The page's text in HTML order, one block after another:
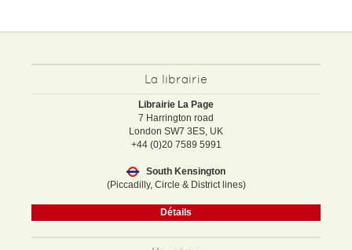
La librairie
Librairie La Page
7 Harrington road
London SW7 3ES, UK
+44 (0)20 7589 5991
South Kensington
(Piccadilly, Circle & District lines)
Détails